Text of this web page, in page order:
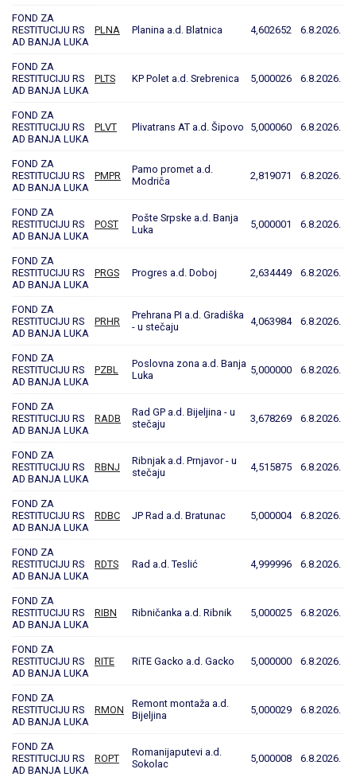
FOND ZA
RESTITUCIJU RS
AD BANJA LUKA
PLNA Planina a.d. Blatnica 4,602652 6.8.2026.
FOND ZA
RESTITUCIJU RS
AD BANJA LUKA
PLTS KP Polet a.d. Srebrenica 5,000026 6.8.2026.
FOND ZA
RESTITUCIJU RS
AD BANJA LUKA
PLVT Plivatrans AT a.d. Šipovo 5,000060 6.8.2026.
FOND ZA
RESTITUCIJU RS
AD BANJA LUKA
PMPR
Pamo promet a.d.
Modriča
2,819071 6.8.2026.
FOND ZA
RESTITUCIJU RS
AD BANJA LUKA
POST
Pošte Srpske a.d. Banja
Luka
5,000001 6.8.2026.
FOND ZA
RESTITUCIJU RS
AD BANJA LUKA
PRGS Progres a.d. Doboj 2,634449 6.8.2026.
FOND ZA
RESTITUCIJU RS
AD BANJA LUKA
PRHR
Prehrana PI a.d. Gradiška
- u stečaju
4,063984 6.8.2026.
FOND ZA
RESTITUCIJU RS
AD BANJA LUKA
PZBL
Poslovna zona a.d. Banja
Luka
5,000000 6.8.2026.
FOND ZA
RESTITUCIJU RS
AD BANJA LUKA
RADB
Rad GP a.d. Bijeljina - u
stečaju
3,678269 6.8.2026.
FOND ZA
RESTITUCIJU RS
AD BANJA LUKA
RBNJ
Ribnjak a.d. Prnjavor - u
stečaju
4,515875 6.8.2026.
FOND ZA
RESTITUCIJU RS
AD BANJA LUKA
RDBC JP Rad a.d. Bratunac 5,000004 6.8.2026.
FOND ZA
RESTITUCIJU RS
AD BANJA LUKA
RDTS Rad a.d. Teslić 4,999996 6.8.2026.
FOND ZA
RESTITUCIJU RS
AD BANJA LUKA
RIBN Ribničanka a.d. Ribnik 5,000025 6.8.2026.
FOND ZA
RESTITUCIJU RS
AD BANJA LUKA
RITE RiTE Gacko a.d. Gacko 5,000000 6.8.2026.
FOND ZA
RESTITUCIJU RS
AD BANJA LUKA
RMON
Remont montaža a.d.
Bijeljina
5,000029 6.8.2026.
FOND ZA
RESTITUCIJU RS
AD BANJA LUKA
ROPT
Romanijaputevi a.d.
Sokolac
5,000008 6.8.2026.